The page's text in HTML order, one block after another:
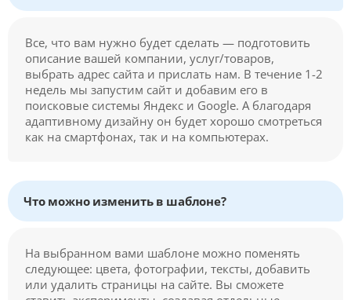
Все, что вам нужно будет сделать — подготовить
описание вашей компании, услуг/товаров,
выбрать адрес сайта и прислать нам. В течение 1-2
недель мы запустим сайт и добавим его в
поисковые системы Яндекс и Google. А благодаря
адаптивному дизайну он будет хорошо смотреться
как на смартфонах, так и на компьютерах.
Что можно изменить в шаблоне?
На выбранном вами шаблоне можно поменять
следующее: цвета, фотографии, тексты, добавить
или удалить страницы на сайте. Вы сможете